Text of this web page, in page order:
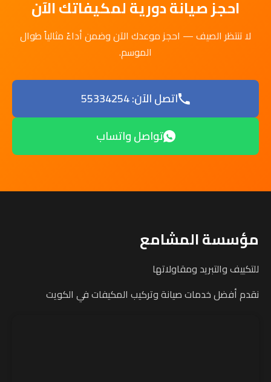
احجز صيانة دورية لمكيفاتك الآن
لا تنتظر الصيف — احجز موعدك الآن وضمن أداءً مثالياً طوال
الموسم.
اتصل الآن: 55334254
تواصل واتساب
مؤسسة المشامع
للتكييف والتبريد ومقاولاتها
نقدم أفضل خدمات صيانة وتركيب المكيفات في الكويت